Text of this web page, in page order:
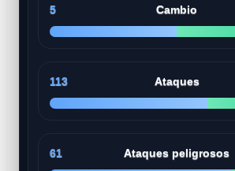
5 Cambio
113 Ataques
61 Ataques peligrosos